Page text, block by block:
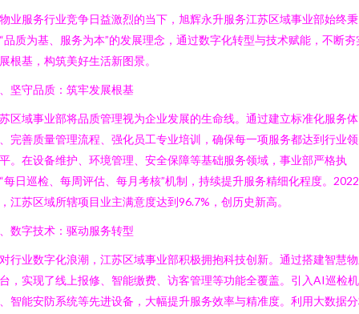
业服务行业竞争日益激烈的当下，旭辉永升服务江苏区域事业部始终秉
品质为基、服务为本”的发展理念，通过数字化转型与技术赋能，不断夯
根基，构筑美好生活新图景。
坚守品质：筑牢发展根基
区域事业部将品质管理视为企业发展的生命线。通过建立标准化服务体
完善质量管理流程、强化员工专业培训，确保每一项服务都达到行业
。在设备维护、环境管理、安全保障等基础服务领域，事业部严格执
每日巡检、每周评估、每月考核”机制，持续提升服务精细化程度。2022
江苏区域所辖项目业主满意度达到96.7%，创历史新高。
数字技术：驱动服务转型
行业数字化浪潮，江苏区域事业部积极拥抱科技创新。通过搭建智慧
，实现了线上报修、智能缴费、访客管理等功能全覆盖。引入AI巡检
智能安防系统等先进设备，大幅提升服务效率与精准度。利用大数据